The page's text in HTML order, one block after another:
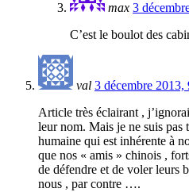
max 3
C’est le boulot des
val 3 décembre 2013,
Article très éclairant ,
leur nom. Mais je ne suis
humaine qui est inhérente à
que nos « amis » chinois ,
de défendre et de voler leurs
nous , par contre ….